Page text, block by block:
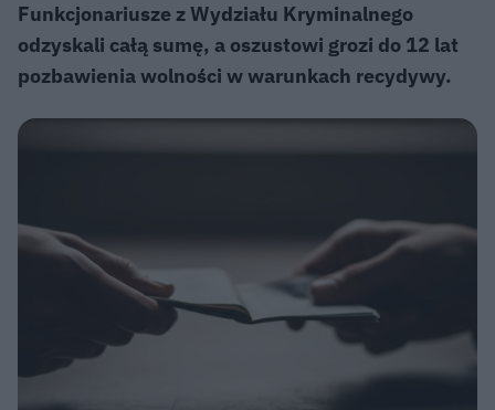
Funkcjonariusze z Wydziału Kryminalnego
odzyskali całą sumę, a oszustowi grozi do 12 lat
pozbawienia wolności w warunkach recydywy.